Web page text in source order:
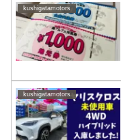
kushigatamotors
kushigatamotors